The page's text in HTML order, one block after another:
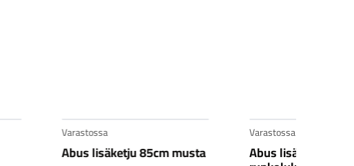
Varastossa
Abus lisäketju 85cm musta
Varastossa
Abus lisäketju